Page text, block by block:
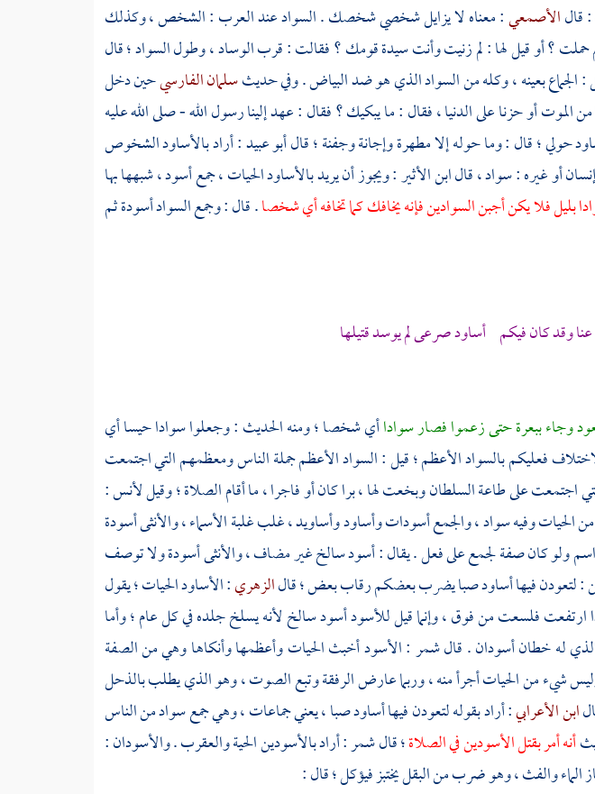
قالالأصمعي: معناه لا يزايل شخصي شخصك . السواد عند العرب : الشخص ، وكذلك
حملت ؟ أو قيل لها : لم زنيت وأنت سيدة قومك ؟ فقالت : قرب الوساد ، وطول السواد ؛ قال
: الجماع بعينه ، وكله من السواد الذي هو ضد البياض . وفي حديثسلمان الفارسيحين دخل
أو حزنا على الدنيا ، فقال : ما يبكيك ؟ فقال : عهد إلينا رسول الله - صلى الله عليه
؛ قال : وما حوله إلا مطهرة وإجانة وجفنة ؛ قالأبو عبيد: أراد بالأساود الشخوص
أو غيره : سواد ، قالابن الأثير: ويجوز أن يريد بالأساود الحيات ، جمع أسود ، شبهها بها
بليل فلا يكن أجبن السوادين فإنه يخافك كما تخافه أي شخصا. قال : وجمع السواد أسودة ثم
عنا وقد كان فيكم أساود صرعى لم يوسد قتيلها
وجاء ببعرة حتى زعموا فصار سواداأي شخصا ؛ ومنه الحديث : وجعلوا سوادا حيسا أي
فعليكم بالسواد الأعظم ؛ قيل : السواد الأعظم جملة الناس ومعظمهم التي اجتمعت
اجتمعت على طاعة السلطان وبخعت لها ، برا كان أو فاجرا ، ما أقام الصلاة ؛ وقيل لأنس :
الحيات وفيه سواد ، والجمع أسودات وأساود وأساويد ، غلب غلبة الأسماء ، والأنثى أسودة
اسم ولو كان صفة لجمع على فعل . يقال : أسود سالخ غير مضاف ، والأنثى أسودة ولا توصف
: لتعودن فيها أساود صبا يضرب بعضكم رقاب بعض ؛ قالالزهري: الأساود الحيات ؛ يقول
فلسعت من فوق ، وإنما قيل للأسود أسود سالخ لأنه يسلخ جلده في كل عام ؛ وأما
له خطان أسودان . قالشمر: الأسود أخبث الحيات وأعظمها وأنكاها وهي من الصفة
وليس شيء من الحيات أجرأ منه ، وربما عارض الرفقة وتبع الصوت ، وهو الذي يطلب بالذحل
ابن الأعرابي: أراد بقوله لتعودن فيها أساود صبا ، يعني جماعات ، وهي جمع سواد من الناس
أنه أمر بقتل الأسودين في الصلاة؛ قالشمر: أراد بالأسودين الحية والعقرب . والأسودان :
الماء والفث ، وهو ضرب من البقل يختبز فيؤكل ؛ قال :